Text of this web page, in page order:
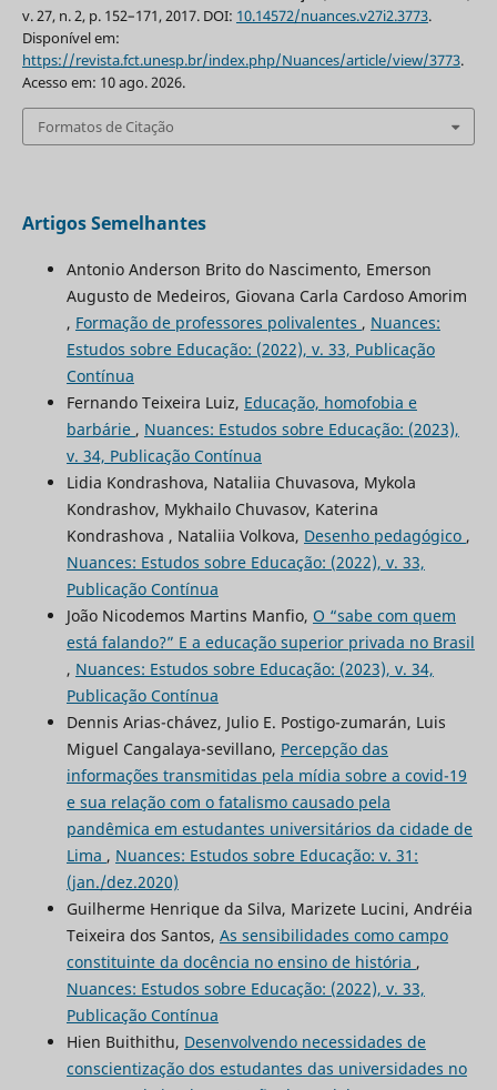
v. 27, n. 2, p. 152–171, 2017. DOI: 10.14572/nuances.v27i2.3773.
Disponível em:
https://revista.fct.unesp.br/index.php/Nuances/article/view/3773.
Acesso em: 10 ago. 2026.
Formatos de Citação
Artigos Semelhantes
Antonio Anderson Brito do Nascimento, Emerson
Augusto de Medeiros, Giovana Carla Cardoso Amorim
, Formação de professores polivalentes , Nuances:
Estudos sobre Educação: (2022), v. 33, Publicação
Contínua
Fernando Teixeira Luiz, Educação, homofobia e
barbárie , Nuances: Estudos sobre Educação: (2023),
v. 34, Publicação Contínua
Lidia Kondrashova, Nataliia Chuvasova, Mykola
Kondrashov, Mykhailo Chuvasov, Katerina
Kondrashova , Nataliia Volkova, Desenho pedagógico ,
Nuances: Estudos sobre Educação: (2022), v. 33,
Publicação Contínua
João Nicodemos Martins Manfio, O “sabe com quem
está falando?” E a educação superior privada no Brasil
, Nuances: Estudos sobre Educação: (2023), v. 34,
Publicação Contínua
Dennis Arias-chávez, Julio E. Postigo-zumarán, Luis
Miguel Cangalaya-sevillano, Percepção das
informações transmitidas pela mídia sobre a covid-19
e sua relação com o fatalismo causado pela
pandêmica em estudantes universitários da cidade de
Lima , Nuances: Estudos sobre Educação: v. 31:
(jan./dez.2020)
Guilherme Henrique da Silva, Marizete Lucini, Andréia
Teixeira dos Santos, As sensibilidades como campo
constituinte da docência no ensino de história ,
Nuances: Estudos sobre Educação: (2022), v. 33,
Publicação Contínua
Hien Buithithu, Desenvolvendo necessidades de
conscientização dos estudantes das universidades no